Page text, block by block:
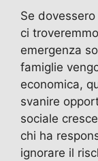
Se
ci
emergenza
famiglie
economica,
svanire
sociale
chi ha
ignorare il